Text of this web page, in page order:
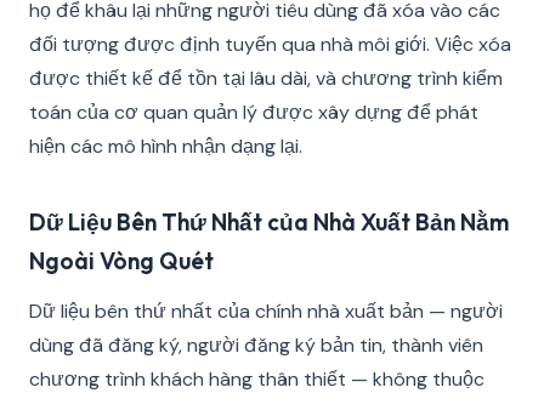
họ để khâu lại những người tiêu dùng đã xóa vào các
đối tượng được định tuyến qua nhà môi giới. Việc xóa
được thiết kế để tồn tại lâu dài, và chương trình kiểm
toán của cơ quan quản lý được xây dựng để phát
hiện các mô hình nhận dạng lại.
Dữ Liệu Bên Thứ Nhất của Nhà Xuất Bản Nằm
Ngoài Vòng Quét
Dữ liệu bên thứ nhất của chính nhà xuất bản — người
dùng đã đăng ký, người đăng ký bản tin, thành viên
chương trình khách hàng thân thiết — không thuộc